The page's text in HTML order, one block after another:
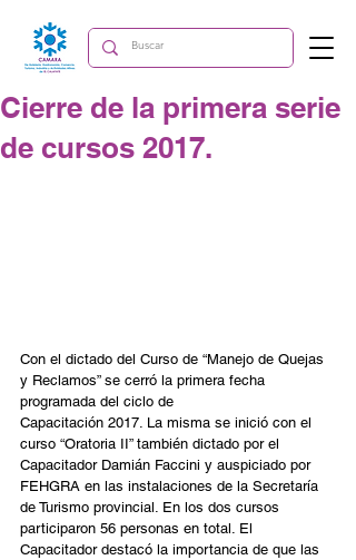
Cierre de la primera serie
de cursos 2017.
Con el dictado del Curso de “Manejo de Quejas
y Reclamos” se cerró la primera fecha
programada del ciclo de
Capacitación 2017. La misma se inició con el
curso “Oratoria II” también dictado por el
Capacitador Damián Faccini y auspiciado por
FEHGRA en las instalaciones de la Secretaría
de Turismo provincial. En los dos cursos
participaron 56 personas en total. El
Capacitador destacó la importancia de que las